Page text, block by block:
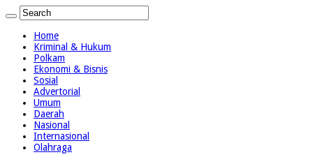
Home
Kriminal & Hukum
Polkam
Ekonomi & Bisnis
Sosial
Advertorial
Umum
Daerah
Nasional
Internasional
Olahraga